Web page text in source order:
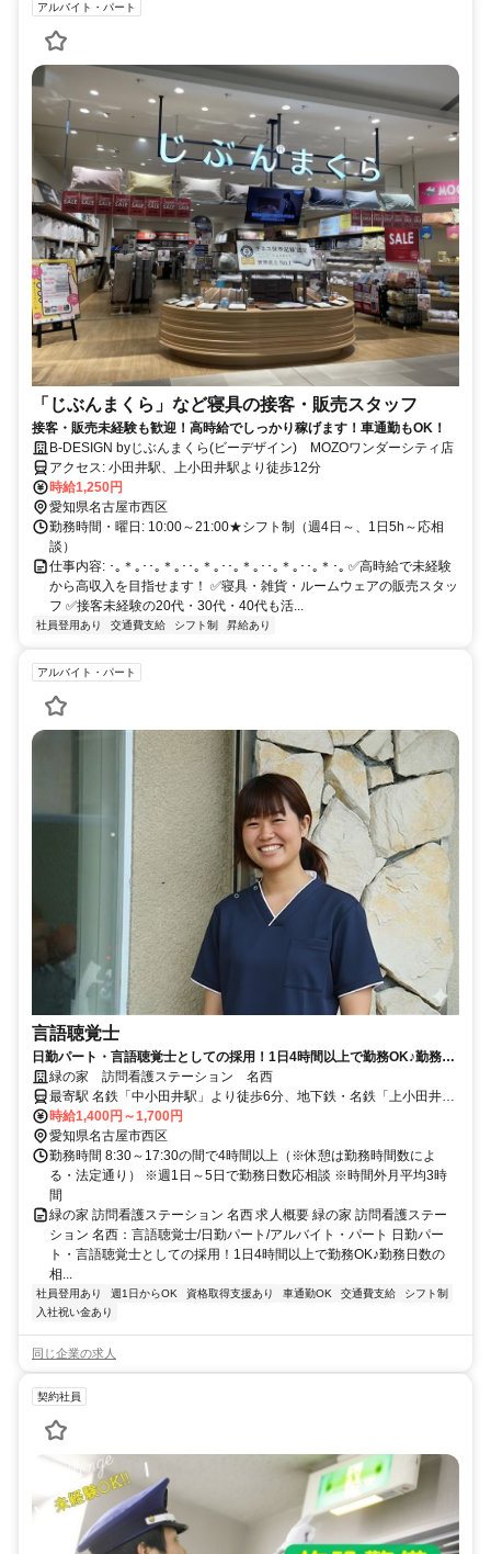
アルバイト・パート
「じぶんまくら」など寝具の接客・販売スタッフ
接客・販売未経験も歓迎！高時給でしっかり稼げます！車通勤もOK！
B-DESIGN byじぶんまくら(ビーデザイン) MOZOワンダーシティ店
アクセス: 小田井駅、上小田井駅より徒歩12分
時給1,250円
愛知県名古屋市西区
勤務時間・曜日: 10:00～21:00★シフト制（週4日～、1日5h～応相
談）
仕事内容: ･｡＊｡･･｡＊｡･･｡＊｡･･｡＊｡･･｡＊｡･･｡＊･｡ ✅高時給で未経験
から高収入を目指せます！ ✅寝具・雑貨・ルームウェアの販売スタッ
フ ✅接客未経験の20代・30代・40代も活...
社員登用あり 交通費支給 シフト制 昇給あり
アルバイト・パート
言語聴覚士
日勤パート・言語聴覚士としての採用！1日4時間以上で勤務OK♪勤務日
数の相談OK◆時間外勤務少なめ★車通勤可能！【名古屋市西区、中小田
井駅、訪問看護、言語聴覚士、日勤パート】
緑の家 訪問看護ステーション 名西
最寄駅 名鉄「中小田井駅」より徒歩6分、地下鉄・名鉄「上小田井
駅」より徒歩8分
時給1,400円～1,700円
愛知県名古屋市西区
勤務時間 8:30～17:30の間で4時間以上（※休憩は勤務時間数によ
る・法定通り） ※週1日～5日で勤務日数応相談 ※時間外月平均3時
間
緑の家 訪問看護ステーション 名西 求人概要 緑の家 訪問看護ステー
ション 名西：言語聴覚士/日勤パート/アルバイト・パート 日勤パー
ト・言語聴覚士としての採用！1日4時間以上で勤務OK♪勤務日数の
相...
社員登用あり 週1日からOK 資格取得支援あり 車通勤OK 交通費支給
シフト制
入社祝い金あり
同じ企業の求人
契約社員